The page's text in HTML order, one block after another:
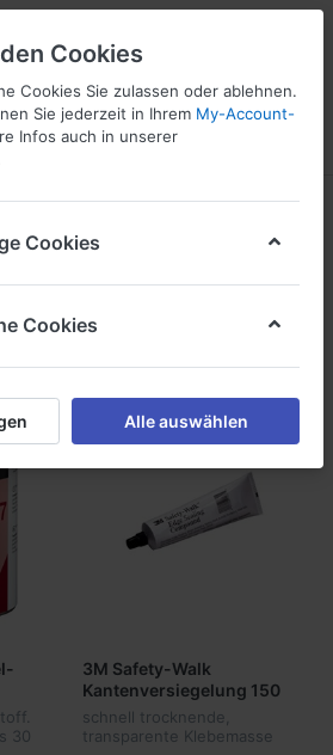
Vergleichen Wunschliste
1
Sortieren
30
3M Safety-Walk
Kantenversiegelung 150
ml
schnell trocknende,
transparente Klebemasse
Cookies
Cookies Sie zulassen oder ablehnen.
Sie jederzeit in Ihrem My-Account-
Infos auch in unserer
Cookies
Cookies
Alle auswählen